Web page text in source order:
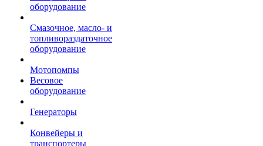
оборудование
Смазочное, масло- и
топливораздаточное
оборудование
Мотопомпы
Весовое
оборудование
Генераторы
Конвейеры и
транспортеры